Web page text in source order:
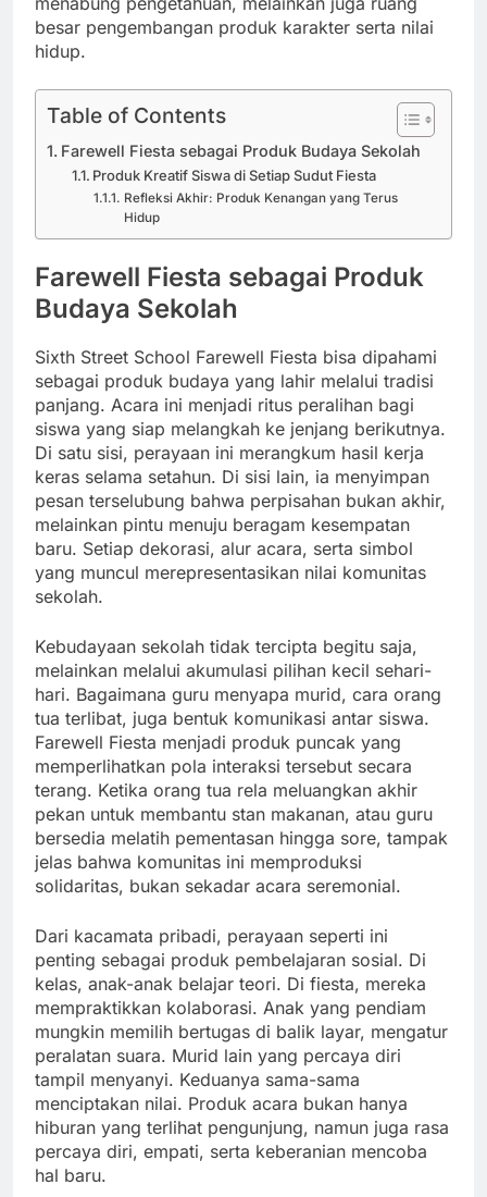
besar pengembangan produk karakter serta nilai
hidup.
Table of Contents
Farewell Fiesta sebagai Produk Budaya Sekolah
Produk Kreatif Siswa di Setiap Sudut Fiesta
Refleksi Akhir: Produk Kenangan yang Terus
Hidup
Farewell Fiesta sebagai Produk
Budaya Sekolah
Sixth Street School Farewell Fiesta bisa dipahami
sebagai produk budaya yang lahir melalui tradisi
panjang. Acara ini menjadi ritus peralihan bagi
siswa yang siap melangkah ke jenjang berikutnya.
Di satu sisi, perayaan ini merangkum hasil kerja
keras selama setahun. Di sisi lain, ia menyimpan
pesan terselubung bahwa perpisahan bukan akhir,
melainkan pintu menuju beragam kesempatan
baru. Setiap dekorasi, alur acara, serta simbol
yang muncul merepresentasikan nilai komunitas
sekolah.
Kebudayaan sekolah tidak tercipta begitu saja,
melainkan melalui akumulasi pilihan kecil sehari-
hari. Bagaimana guru menyapa murid, cara orang
tua terlibat, juga bentuk komunikasi antar siswa.
Farewell Fiesta menjadi produk puncak yang
memperlihatkan pola interaksi tersebut secara
terang. Ketika orang tua rela meluangkan akhir
pekan untuk membantu stan makanan, atau guru
bersedia melatih pementasan hingga sore, tampak
jelas bahwa komunitas ini memproduksi
solidaritas, bukan sekadar acara seremonial.
Dari kacamata pribadi, perayaan seperti ini
penting sebagai produk pembelajaran sosial. Di
kelas, anak-anak belajar teori. Di fiesta, mereka
mempraktikkan kolaborasi. Anak yang pendiam
mungkin memilih bertugas di balik layar, mengatur
peralatan suara. Murid lain yang percaya diri
tampil menyanyi. Keduanya sama-sama
menciptakan nilai. Produk acara bukan hanya
hiburan yang terlihat pengunjung, namun juga rasa
percaya diri, empati, serta keberanian mencoba
hal baru.